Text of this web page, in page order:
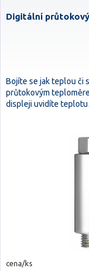
Digitální
Bojíte se jak teplou či
průtokovým
displeji uvidíte
cena/ks